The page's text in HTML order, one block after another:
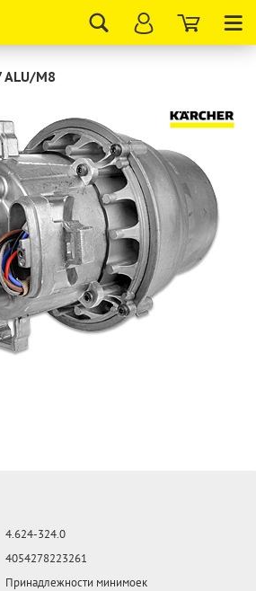
ALU/M8
4.624-324.0
4054278223261
Принадлежности минимоек